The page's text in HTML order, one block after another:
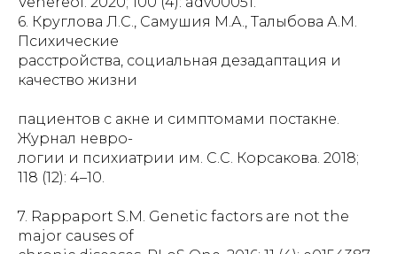
6. Круглова Л.С., Самушия М.А., Талыбова А.М.
Психические
расстройства, социальная дезадаптация и
качество жизни
пациентов с акне и симптомами постакне.
Журнал невро-
логии и психиатрии им. C.C. Корсакова. 2018;
118 (12): 4–10.
7. Rappaport S.M. Genetic factors are not the
major causes of